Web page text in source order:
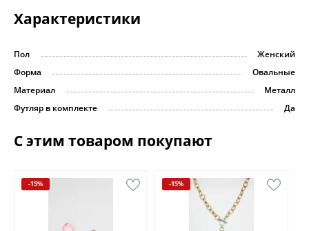
Характеристики
Пол
Женский
Форма
Овальные
Материал
Металл
Футляр в комплекте
Да
С этим товаром покупают
-15% -15%